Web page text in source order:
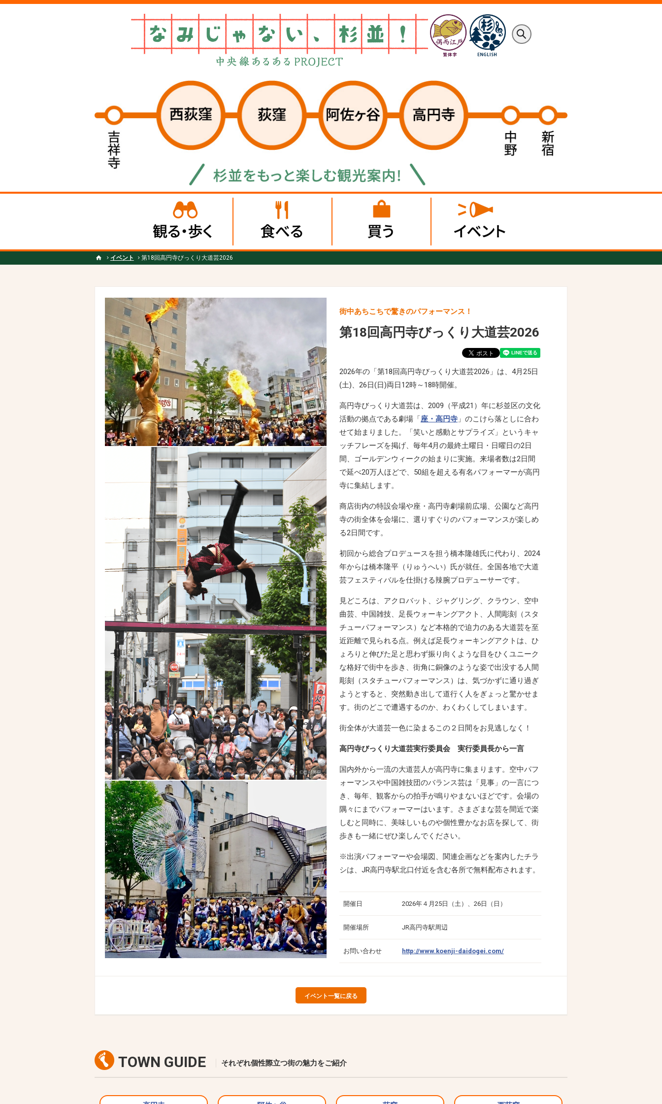
イベント 第18回高円寺びっくり大道芸2026
街中あちこちで驚きのパフォーマンス！
第18回高円寺びっくり大道芸2026
2026年の「第18回高円寺びっくり大道芸2026」は、4月25日
(土)、26日(日)両日12時～18時開催。
高円寺びっくり大道芸は、2009（平成21）年に杉並区の文化
活動の拠点である劇場「 座・高円寺 」のこけら落としに合わ
せて始まりました。「笑いと感動とサプライズ」というキャ
ッチフレーズを掲げ、毎年4月の最終土曜日・日曜日の2日
間、ゴールデンウィークの始まりに実施。来場者数は2日間
で延べ20万人ほどで、50組を超える有名パフォーマーが高円
寺に集結します。
商店街内の特設会場や座・高円寺劇場前広場、公園など高円
寺の街全体を会場に、選りすぐりのパフォーマンスが楽しめ
る2日間です。
初回から総合プロデュースを担う橋本隆雄氏に代わり、2024
年からは橋本隆平（りゅうへい）氏が就任。全国各地で大道
芸フェスティバルを仕掛ける辣腕プロデューサーです。
見どころは、アクロバット、ジャグリング、クラウン、空中
曲芸、中国雑技、足長ウォーキングアクト、人間彫刻（スタ
チューパフォーマンス）など本格的で迫力のある大道芸を至
近距離で見られる点。例えば足長ウォーキングアクトは、ひ
ょろりと伸びた足と思わず振り向くような目をひくユニーク
な格好で街中を歩き、街角に銅像のような姿で出没する人間
彫刻（スタチューパフォーマンス）は、気づかずに通り過ぎ
ようとすると、突然動き出して道行く人をぎょっと驚かせま
す。街のどこで遭遇するのか、わくわくしてしまいます。
街全体が大道芸一色に染まるこの２日間をお見逃しなく！
高円寺びっくり大道芸実行委員会 実行委員長から一言
国内外から一流の大道芸人が高円寺に集まります。空中パフ
ォーマンスや中国雑技団のバランス芸は「見事」の一言につ
き、毎年、観客からの拍手が鳴りやまないほどです。会場の
隅々にまでパフォーマーはいます。さまざまな芸を間近で楽
しむと同時に、美味しいものや個性豊かなお店を探して、街
歩きも一緒にぜひ楽しんでください。
※出演パフォーマーや会場図、関連企画などを案内したチラ
シは、JR高円寺駅北口付近を含む各所で無料配布されます。
開催日 2026年４月25日（土）、26日（日）
開催場所 JR高円寺駅周辺
お問い合わせ http://www.koenji-daidogei.com/
イベント一覧に戻る
TOWN GUIDE それぞれ個性際立つ街の魅力をご紹介